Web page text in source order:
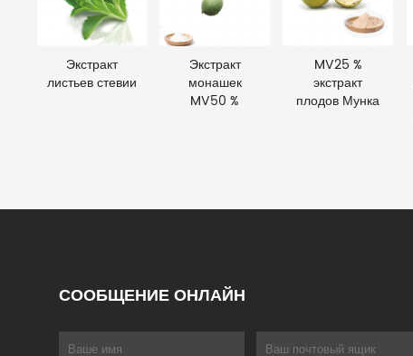
Экстракт
листьев стевии
Экстракт
монашек
MV50 %
MV25 %
экстракт
плодов Мунка
СООБЩЕНИЕ ОНЛАЙН